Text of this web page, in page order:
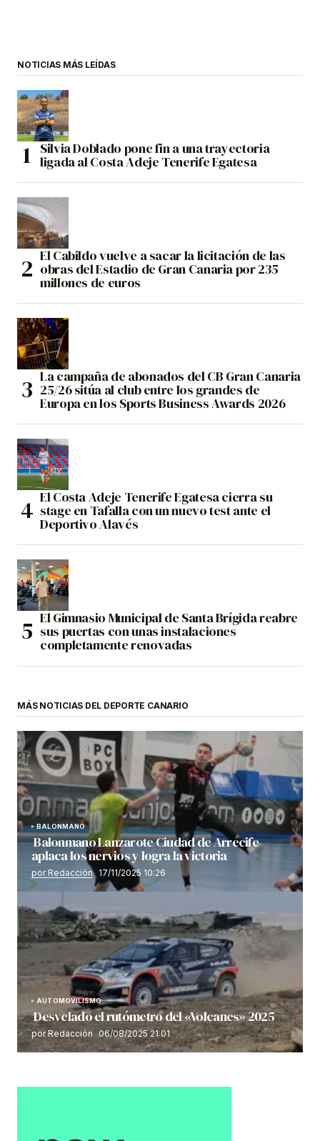
NOTICIAS MÁS LEÍDAS
Silvia Doblado pone fin a una trayectoria
ligada al Costa Adeje Tenerife Egatesa
El Cabildo vuelve a sacar la licitación de las
obras del Estadio de Gran Canaria por 235
millones de euros
La campaña de abonados del CB Gran Canaria
25/26 sitúa al club entre los grandes de
Europa en los Sports Business Awards 2026
El Costa Adeje Tenerife Egatesa cierra su
stage en Tafalla con un nuevo test ante el
Deportivo Alavés
El Gimnasio Municipal de Santa Brígida reabre
sus puertas con unas instalaciones
completamente renovadas
MÁS NOTICIAS DEL DEPORTE CANARIO
BALONMANO
Balonmano Lanzarote Ciudad de Arrecife
aplaca los nervios y logra la victoria
por Redacción 17/11/2025 10:26
AUTOMOVILISMO
Desvelado el rutómetro del «Volcanes» 2025
por Redacción 06/08/2025 21:01